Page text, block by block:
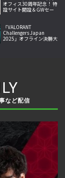
オフィス30周年記念！ 特
設サイト開設＆GWセー
「VALORANT
Challengers Japan
2025」オフライン決勝大
など配信